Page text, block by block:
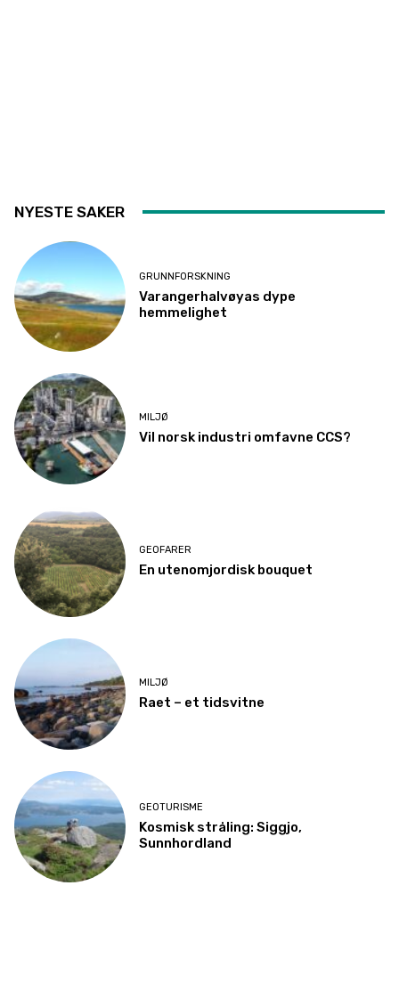
NYESTE SAKER
GRUNNFORSKNING
Varangerhalvøyas dype
hemmelighet
MILJØ
Vil norsk industri omfavne CCS?
GEOFARER
En utenomjordisk bouquet
MILJØ
Raet – et tidsvitne
GEOTURISME
Kosmisk stråling: Siggjo,
Sunnhordland